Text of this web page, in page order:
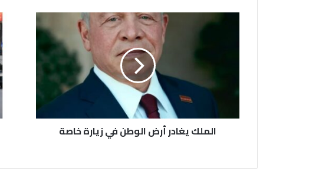
د
ض
الملك يغادر أرض الوطن في زيارة خاصة
ع